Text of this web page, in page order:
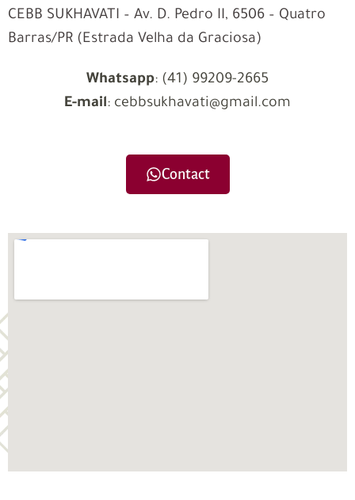
CEBB SUKHAVATI – Av. D. Pedro II, 6506 – Quatro
Barras/PR (Estrada Velha da Graciosa)
Whatsapp: (41) 99209-2665
E-mail: cebbsukhavati@gmail.com
Contact